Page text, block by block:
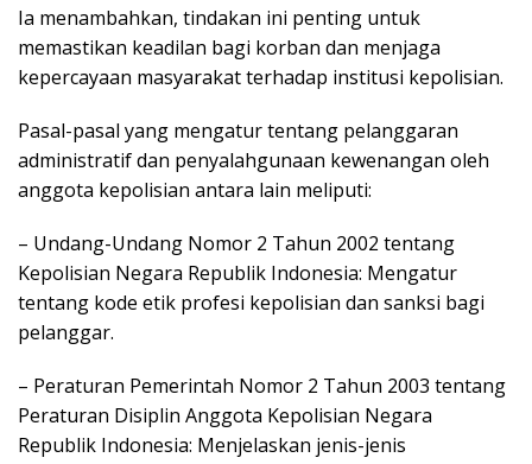
Ia menambahkan, tindakan ini penting untuk
memastikan keadilan bagi korban dan menjaga
kepercayaan masyarakat terhadap institusi kepolisian.
Pasal-pasal yang mengatur tentang pelanggaran
administratif dan penyalahgunaan kewenangan oleh
anggota kepolisian antara lain meliputi:
– Undang-Undang Nomor 2 Tahun 2002 tentang
Kepolisian Negara Republik Indonesia: Mengatur
tentang kode etik profesi kepolisian dan sanksi bagi
pelanggar.
– Peraturan Pemerintah Nomor 2 Tahun 2003 tentang
Peraturan Disiplin Anggota Kepolisian Negara
Republik Indonesia: Menjelaskan jenis-jenis